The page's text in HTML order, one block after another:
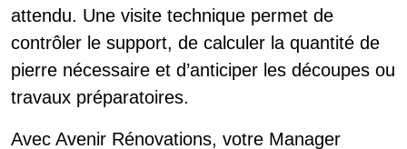
attendu. Une visite technique permet de
contrôler le support, de calculer la quantité de
pierre nécessaire et d’anticiper les découpes ou
travaux préparatoires.
Avec Avenir Rénovations, votre Manager